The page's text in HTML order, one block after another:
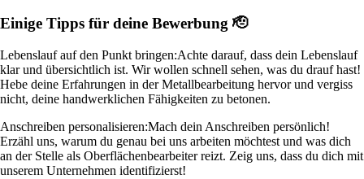
Einige Tipps für deine Bewerbung 🫡
Lebenslauf auf den Punkt bringen:Achte darauf, dass dein Lebenslauf
klar und übersichtlich ist. Wir wollen schnell sehen, was du drauf hast!
Hebe deine Erfahrungen in der Metallbearbeitung hervor und vergiss
nicht, deine handwerklichen Fähigkeiten zu betonen.
Anschreiben personalisieren:Mach dein Anschreiben persönlich!
Erzähl uns, warum du genau bei uns arbeiten möchtest und was dich
an der Stelle als Oberflächenbearbeiter reizt. Zeig uns, dass du dich mit
unserem Unternehmen identifizierst!